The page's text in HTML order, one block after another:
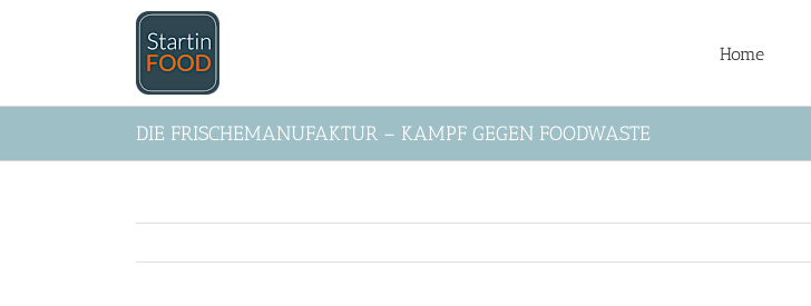
Home
DIE FRISCHEMANUFAKTUR – KAMPF GEGEN FOODWASTE